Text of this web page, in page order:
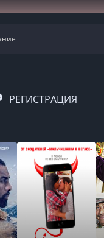
РЕГИСТРАЦИЯ